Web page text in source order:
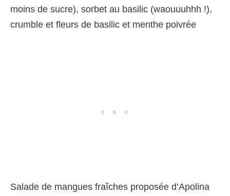
moins de sucre), sorbet au basilic (waouuuhhh !),
crumble et fleurs de basilic et menthe poivrée
Salade de mangues fraîches proposée d’Apolina